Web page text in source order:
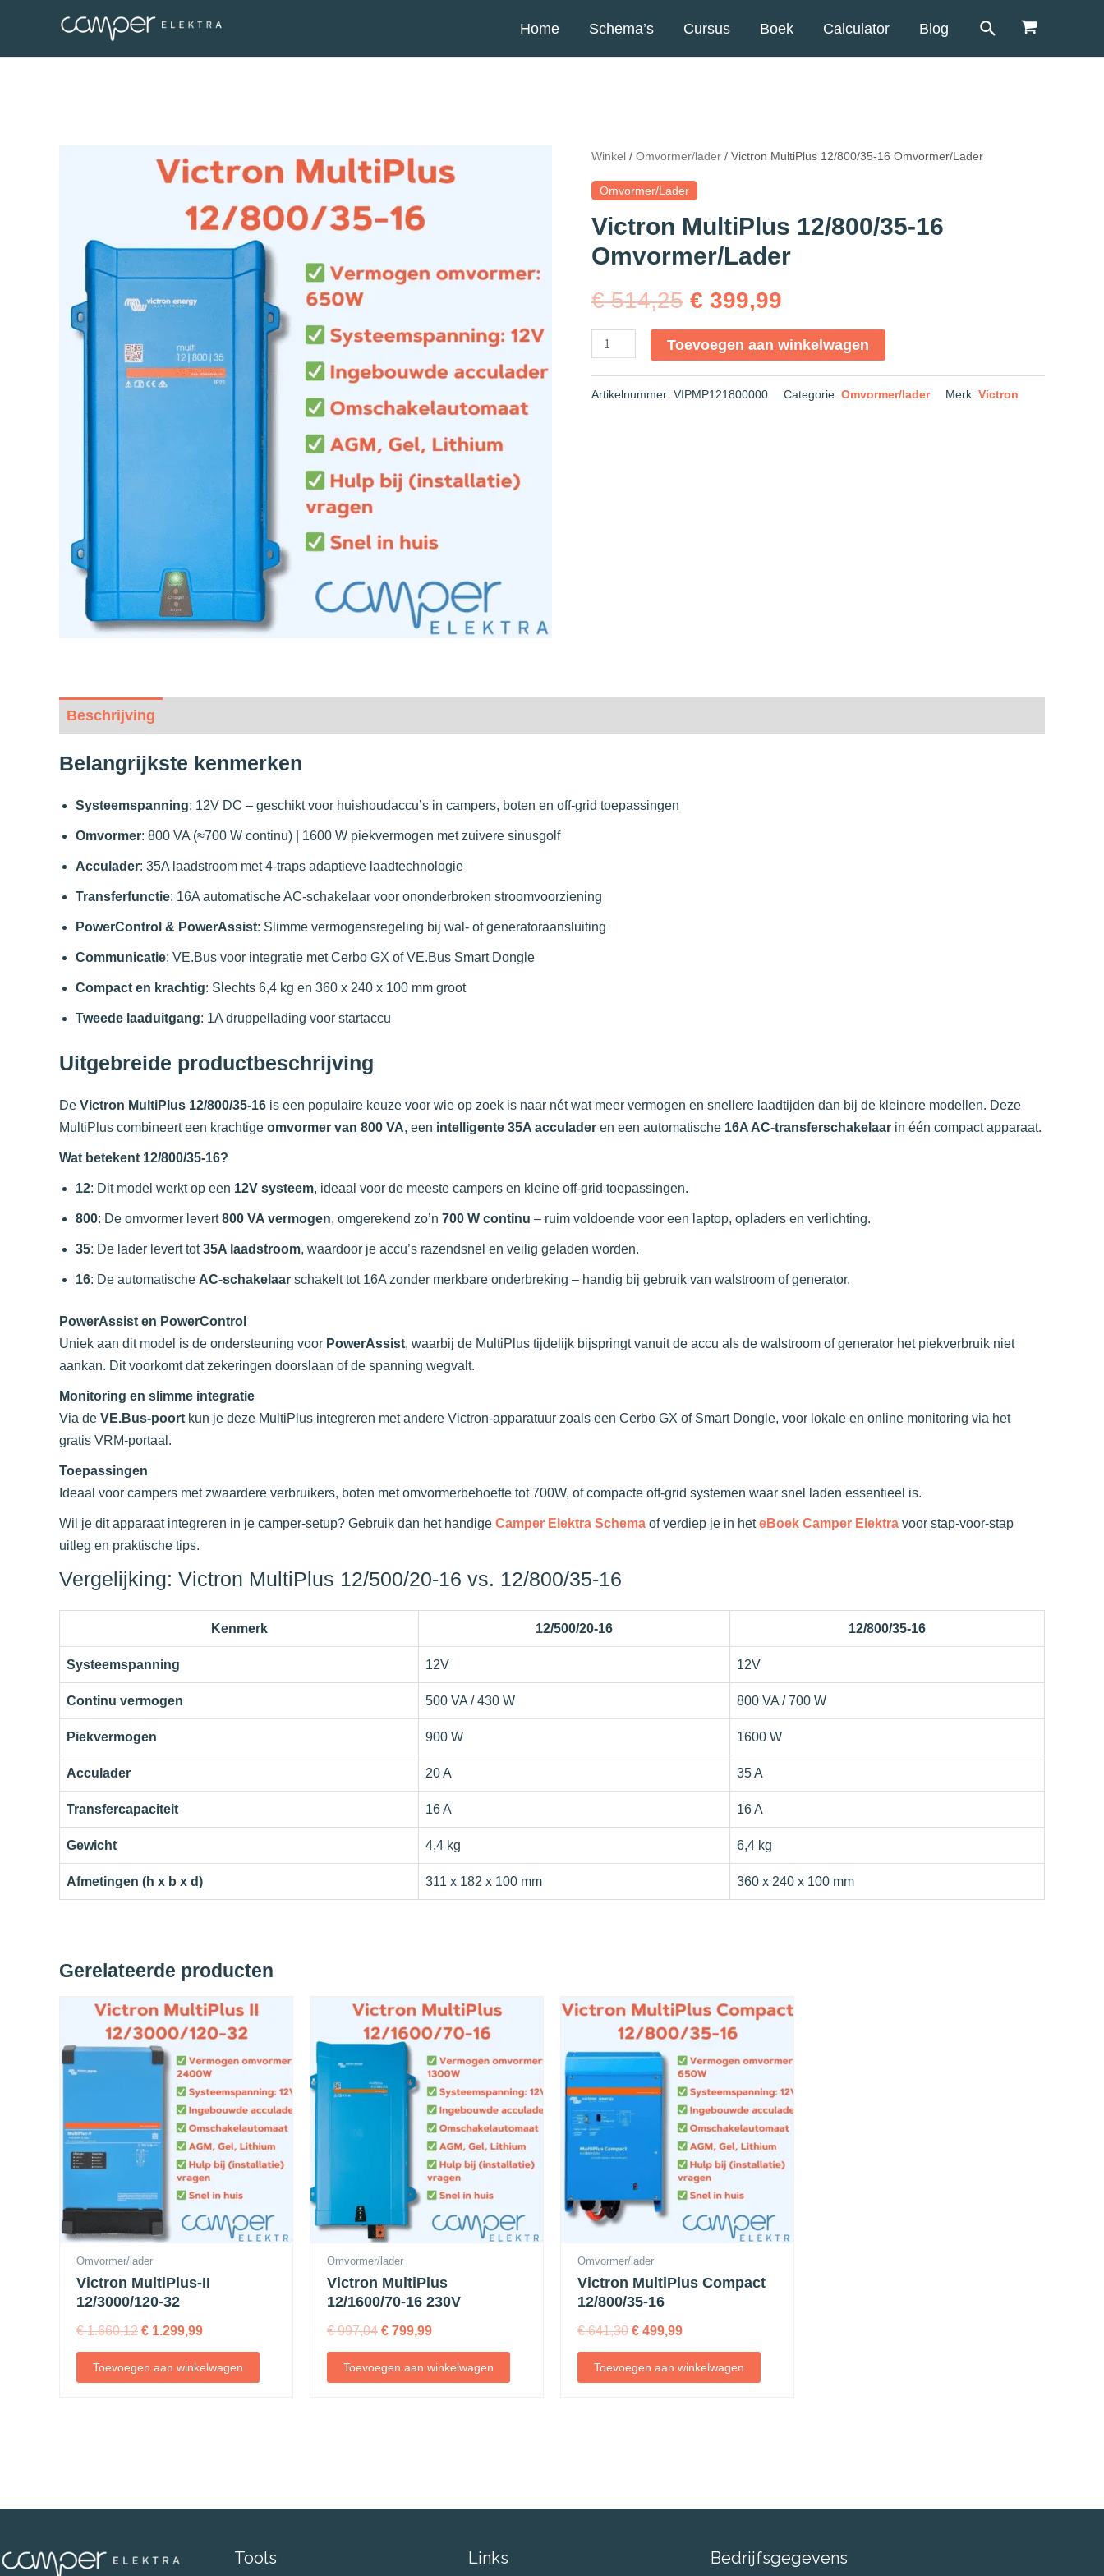
Home Schema’s Cursus Boek Calculator Blog
Winkel / Omvormer/lader / Victron MultiPlus 12/800/35-16 Omvormer/Lader
Omvormer/lader
Victron MultiPlus 12/800/35-16
Omvormer/Lader
€514,25 € 399,99
Toevoegen aan winkelwagen
Artikelnummer: VIPMP121800000 Categorie: Omvormer/lader Merk: Victron
Beschrijving
Belangrijkste kenmerken
Systeemspanning: 12V DC – geschikt voor huishoudaccu’s in campers, boten en off-grid toepassingen
Omvormer: 800 VA (≈700 W continu) | 1600 W piekvermogen met zuivere sinusgolf
Acculader: 35A laadstroom met 4-traps adaptieve laadtechnologie
Transferfunctie: 16A automatische AC-schakelaar voor ononderbroken stroomvoorziening
PowerControl & PowerAssist: Slimme vermogensregeling bij wal- of generatoraansluiting
Communicatie: VE.Bus voor integratie met Cerbo GX of VE.Bus Smart Dongle
Compact en krachtig: Slechts 6,4 kg en 360 x 240 x 100 mm groot
Tweede laaduitgang: 1A druppellading voor startaccu
Uitgebreide productbeschrijving
De Victron MultiPlus 12/800/35-16 is een populaire keuze voor wie op zoek is naar nét wat meer vermogen en snellere laadtijden dan bij de kleinere modellen. Deze
MultiPlus combineert een krachtige omvormer van 800 VA, een intelligente 35A acculader en een automatische 16A AC-transferschakelaar in één compact apparaat.
Wat betekent 12/800/35-16?
12: Dit model werkt op een 12V systeem, ideaal voor de meeste campers en kleine off-grid toepassingen.
800: De omvormer levert800 VA vermogen, omgerekend zo’n 700 W continu – ruim voldoende voor een laptop, opladers en verlichting.
35: De lader levert tot35A laadstroom, waardoor je accu’s razendsnel en veilig geladen worden.
16: De automatische AC-schakelaar schakelt tot 16A zonder merkbare onderbreking – handig bij gebruik van walstroom of generator.
PowerAssist en PowerControl
Uniek aan dit model is de ondersteuning voor PowerAssist, waarbij de MultiPlus tijdelijk bijspringt vanuit de accu als de walstroom of generator het piekverbruik niet
aankan. Dit voorkomt dat zekeringen doorslaan of de spanning wegvalt.
Monitoring en slimme integratie
Via de VE.Bus-poort kun je deze MultiPlus integreren met andere Victron-apparatuur zoals een Cerbo GX of Smart Dongle, voor lokale en online monitoring via het
gratis VRM-portaal.
Toepassingen
Ideaal voor campers met zwaardere verbruikers, boten met omvormerbehoefte tot 700W, of compacte off-grid systemen waar snel laden essentieel is.
Wil je dit apparaat integreren in je camper-setup? Gebruik dan het handige Camper Elektra Schema of verdiep je in heteBoek Camper Elektra voor stap-voor-stap
uitleg en praktische tips.
Vergelijking: Victron MultiPlus 12/500/20-16 vs. 12/800/35-16
Kenmerk 12/500/20-16 12/800/35-16
Systeemspanning 12V 12V
Continu vermogen 500 VA / 430 W 800 VA / 700 W
Piekvermogen 900 W 1600 W
Acculader 20 A 35 A
Transfercapaciteit 16 A 16 A
Gewicht 4,4 kg 6,4 kg
Afmetingen (h x b x d) 311 x 182 x 100 mm 360 x 240 x 100 mm
Gerelateerde producten
Omvormer/lader
Victron MultiPlus-II
12/3000/120-32
€1.660,12 € 1.299,99
Toevoegen aan winkelwagen
Omvormer/lader
Victron MultiPlus
12/1600/70-16 230V
€997,04 € 799,99
Toevoegen aan winkelwagen
Omvormer/lader
Victron MultiPlus Compact
12/800/35-16
€641,30 € 499,99
Toevoegen aan winkelwagen
Tools Links Bedrijfsgegevens